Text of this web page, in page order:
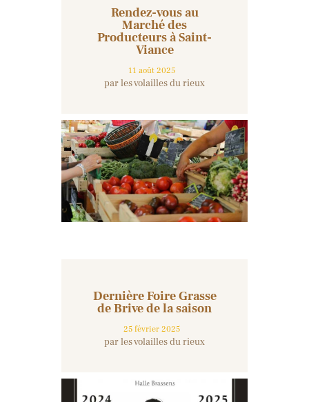
Rendez-vous au
Marché des
Producteurs à Saint-
Viance
11 août 2025
par les volailles du rieux
Dernière Foire Grasse
de Brive de la saison
25 février 2025
par les volailles du rieux